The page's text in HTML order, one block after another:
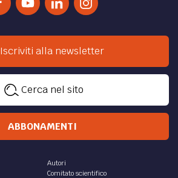
Iscriviti alla newsletter
Cerca nel sito
ABBONAMENTI
Autori
Comitato scientifico